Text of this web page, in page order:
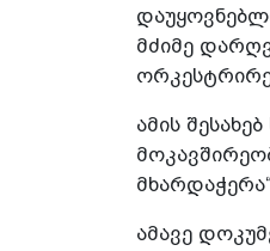
მძიმე
ამის
ამავე